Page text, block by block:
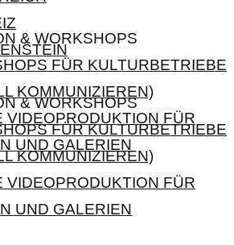
& WORKSHOPS
FÜR KULTURBETRIEBE
KOMMUNIZIEREN)
VIDEOPRODUKTION FÜR
UND GALERIEN
& WORKSHOPS
FÜR KULTURBETRIEBE
KOMMUNIZIEREN)
VIDEOPRODUKTION FÜR
UND GALERIEN